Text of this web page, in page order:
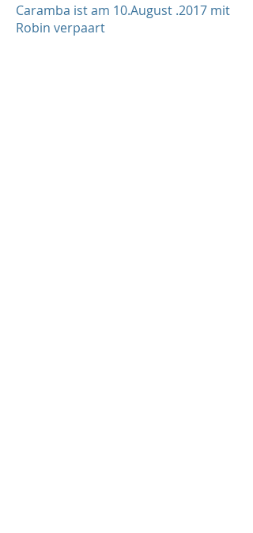
Caramba ist am 10.August .2017 mit
Robin verpaart